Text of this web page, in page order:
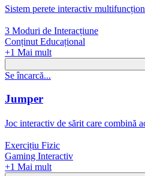
Sistem perete interactiv
3 Moduri de Interacțiune
Conținut Educațional
+1 Mai mult
Se încarcă...
Jumper
Joc interactiv de sărit care combină
Exercițiu Fizic
Gaming Interactiv
+1 Mai mult